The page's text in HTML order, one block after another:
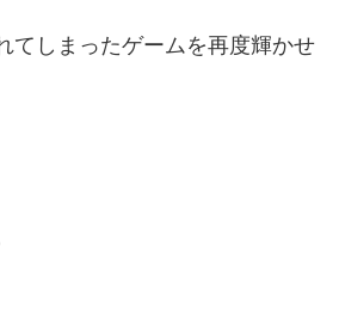
てしまったゲームを再度輝かせ